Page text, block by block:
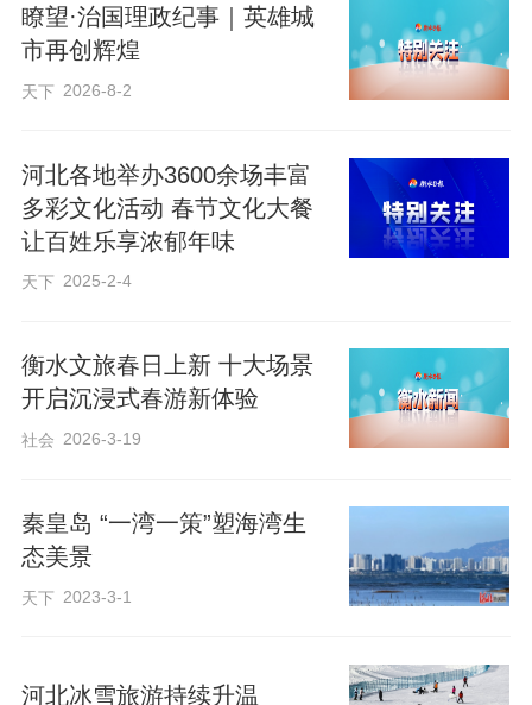
秦皇岛市旅游推荐官推介秦皇岛冬春季十大类旅游产品和旅游目的地内容。长
很多游客熟悉秦皇岛的夏季，浅墙红瓦，
碧海金沙。其实，秦皇岛冬季也很美，白
样风景、别样风情。冬日暖阳，秦皇岛有
约，来看一次冬季的大海吧！
旅游季活动期间，秦皇岛市还将充分挖掘
冬春季特色旅游资源和传统年俗文化，为
瞭望·治国理政纪事｜英雄城
市再创辉煌
天下 2026-8-2
河北各地举办3600余场丰富
多彩文化活动 春节文化大餐
让百姓乐享浓郁年味
天下 2025-2-4
衡水文旅春日上新 十大场景
开启沉浸式春游新体验
社会 2026-3-19
秦皇岛 “一湾一策”塑海湾生
态美景
天下 2023-3-1
河北冰雪旅游持续升温